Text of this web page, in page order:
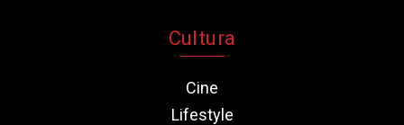
Cultura
Cine
Lifestyle